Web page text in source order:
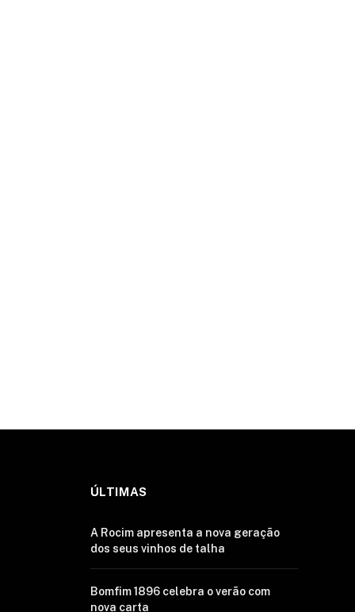
ÚLTIMAS
A Rocim apresenta a nova geração
dos seus vinhos de talha
Bomfim 1896 celebra o verão com
nova carta